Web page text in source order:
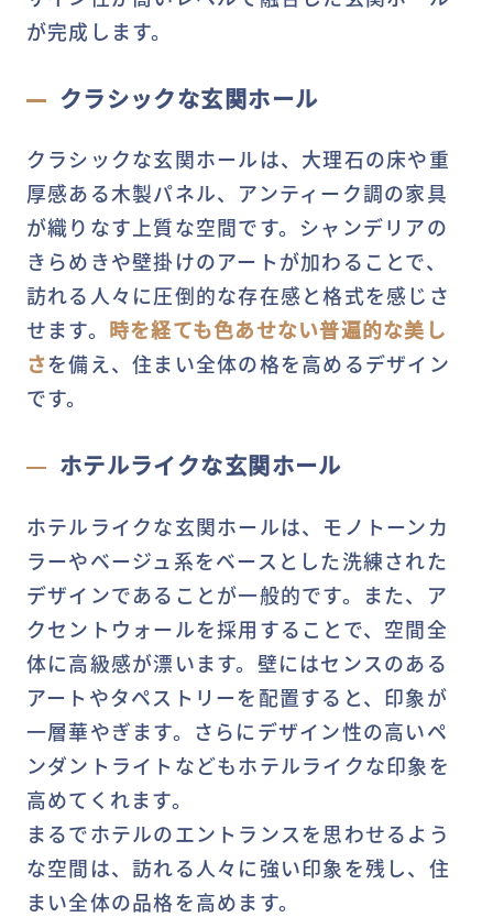
が完成します。
クラシックな玄関ホール
クラシックな玄関ホールは、大理石の床や重
厚感ある木製パネル、アンティーク調の家具
が織りなす上質な空間です。シャンデリアの
きらめきや壁掛けのアートが加わることで、
訪れる人々に圧倒的な存在感と格式を感じさ
せます。 時を経ても色あせない普遍的な美し
さを備え、住まい全体の格を高めるデザイン
です。
ホテルライクな玄関ホール
ホテルライクな玄関ホールは、モノトーンカ
ラーやベージュ系をベースとした洗練された
デザインであることが一般的です。また、ア
クセントウォールを採用することで、空間全
体に高級感が漂います。壁にはセンスのある
アートやタペストリーを配置すると、印象が
一層華やぎます。さらにデザイン性の高いペ
ンダントライトなどもホテルライクな印象を
高めてくれます。
まるでホテルのエントランスを思わせるよう
な空間は、訪れる人々に強い印象を残し、住
まい全体の品格を高めます。